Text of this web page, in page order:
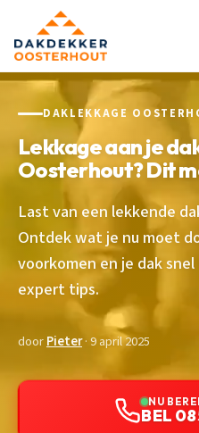
DAKLEKKAGE
Lekkage aan je
Oosterhout? Dit
Last van een lekkende
Ontdek wat je nu moet
voorkomen en je dak
expert tips.
doorPieter· 9 april 2025
NU
BEL